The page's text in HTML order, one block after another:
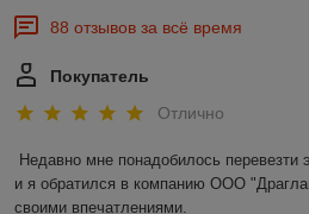
88 отзывов за всё время
Покупатель
Отлично
Недавно мне понадобилось перевезти
и я обратился в компанию ООО
своими впечатлениями.